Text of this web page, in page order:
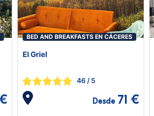
BED AND BREAKFASTS EN CÁCERES
El Griel
46/ 5
Desde 71 €